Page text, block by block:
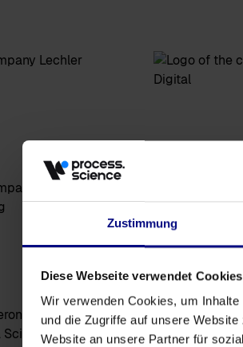
Zustimmung
Diese Webseite verwendet Cookies
Wir verwenden Cookies, um
und die Zugriffe auf unsere
Website an unsere Partner für